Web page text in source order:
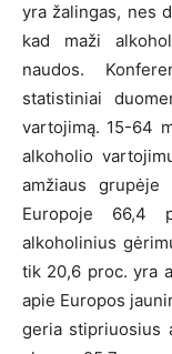
yra žalingas, nes
kad maži
naudos.
statistiniai
vartojimą. 15-64
alkoholio
amžiaus
Europoje 66,4
alkoholinius
tik 20,6 proc. yra
apie Europos
geria stipriuosius